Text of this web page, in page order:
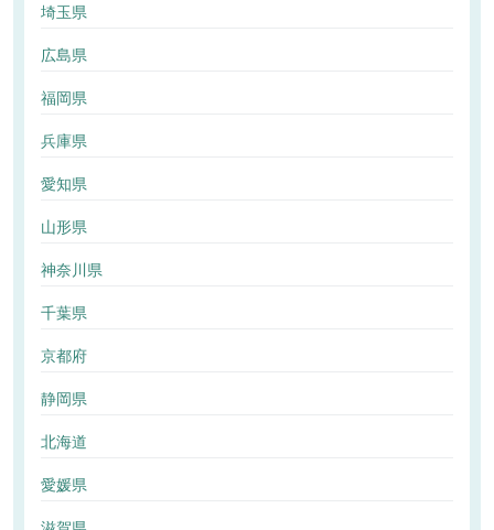
埼玉県
広島県
福岡県
兵庫県
愛知県
山形県
神奈川県
千葉県
京都府
静岡県
北海道
愛媛県